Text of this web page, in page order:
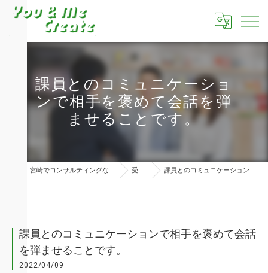
課員とのコミュニケーショ
ンで相手を褒めて会話を弾
ませることです。
宮崎でコンサルティングならユーアンドミークリエイト株式会社 受講者の声 課員とのコミュニケーションで相手を褒めて会話を弾ませることです。
課員とのコミュニケーションで相手を褒めて会話
を弾ませることです。
2022/04/09